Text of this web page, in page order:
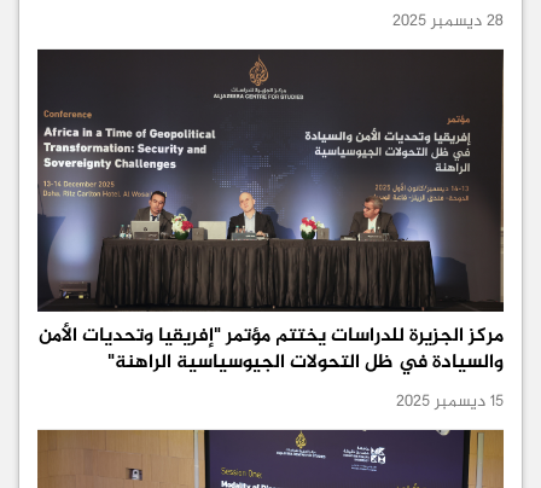
28 ديسمبر 2025
مركز الجزيرة للدراسات يختتم مؤتمر "إفريقيا وتحديات الأمن
والسيادة في ظل التحولات الجيوسياسية الراهنة"
15 ديسمبر 2025